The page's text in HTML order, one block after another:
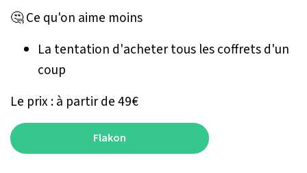
🤔 Ce qu'on aime moins
La tentation d'acheter tous les coffrets d'un
coup
Le prix : à partir de 49€
Flakon